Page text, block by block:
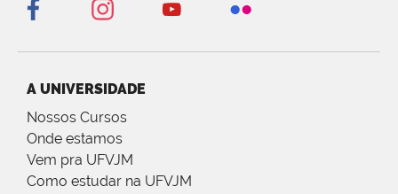
A UNIVERSIDADE
Nossos Cursos
Onde estamos
Vem pra UFVJM
Como estudar na UFVJM